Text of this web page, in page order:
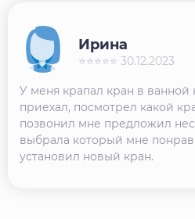
У меня крапал кран в ванной
приехал, посмотрел какой
позвонил мне предложил
выбрала который мне
установил новый кран.
Ирина
⭐⭐⭐⭐⭐ 30.12.2023